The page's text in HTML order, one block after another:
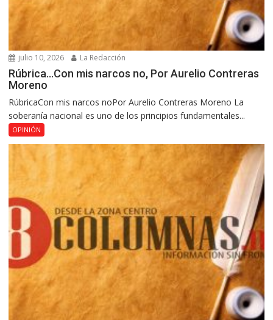
julio 10, 2026 La Redacción
Rúbrica…Con mis narcos no, Por Aurelio Contreras
Moreno
RúbricaCon mis narcos noPor Aurelio Contreras Moreno La
soberanía nacional es uno de los principios fundamentales...
OPINIÓN